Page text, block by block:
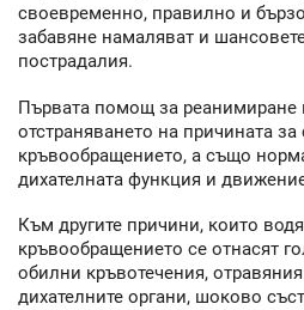
своевременно, правилно и
забавяне намаляват и
пострадалия.
Първата помощ за реанимиране
отстраняването на причината
кръвообращението, а също
дихателната функция и
Към другите причини, които
кръвообращението се отнасят
обилни кръвотечения,
дихателните органи, шоково